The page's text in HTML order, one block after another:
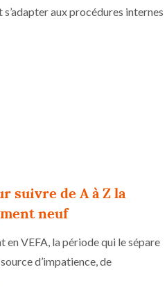
aux procédures internes
suivre de A à Z la
neuf
en VEFA, la période qui le sépare
d’impatience, de